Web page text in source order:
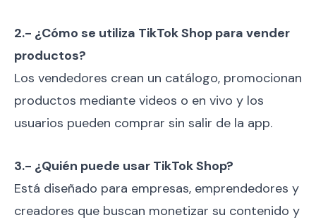
2.- ¿Cómo se utiliza TikTok Shop para vender
productos?
Los vendedores crean un catálogo, promocionan
productos mediante videos o en vivo y los
usuarios pueden comprar sin salir de la app.
3.- ¿Quién puede usar TikTok Shop?
Está diseñado para empresas, emprendedores y
creadores que buscan monetizar su contenido y